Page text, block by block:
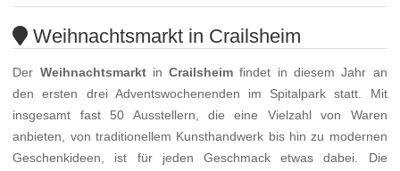
Weihnachtsmarkt in Crailsheim
Der WeihnachtsmarktinCrailsheim findet in diesem Jahr an
den ersten drei Adventswochenenden im Spitalpark statt. Mit
insgesamt fast 50 Ausstellern, die eine Vielzahl von Waren
anbieten, von traditionellem Kunsthandwerk bis hin zu modernen
Geschenkideen, ist für jeden Geschmack etwas dabei. Die